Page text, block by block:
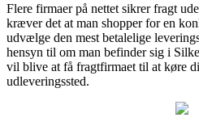
Flere firmaer på nettet sikrer fragt
kræver det at man shopper for en
udvælge den mest betalelige
hensyn til om man befinder sig i
vil blive at få fragtfirmaet til at køre
udleveringssted.